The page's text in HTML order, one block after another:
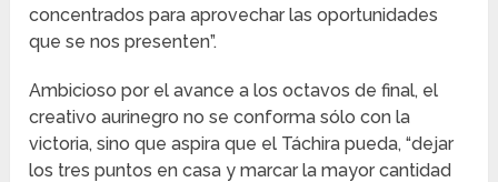
concentrados para aprovechar las oportunidades
que se nos presenten”.
Ambicioso por el avance a los octavos de final, el
creativo aurinegro no se conforma sólo con la
victoria, sino que aspira que el Táchira pueda, “dejar
los tres puntos en casa y marcar la mayor cantidad